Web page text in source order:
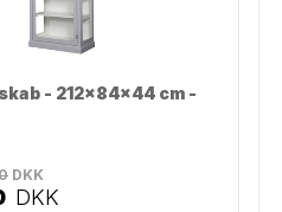
- 212x84x44 cm -
DKK
DKK